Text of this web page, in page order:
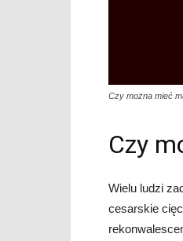
Czy można mieć
Czy
Wielu ludzi
cesarskie